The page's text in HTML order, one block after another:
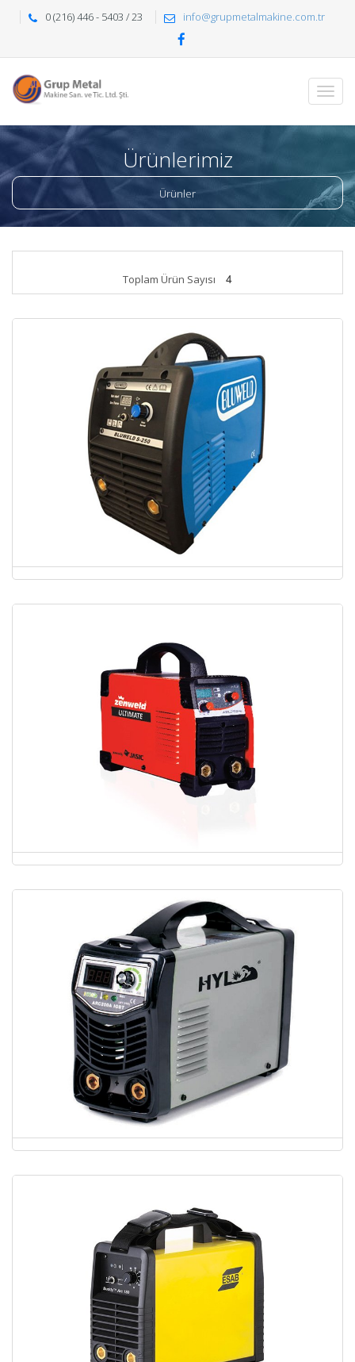
0 (216) 446 - 5403 / 23 info@grupmetalmakine.com.tr
Ürünlerimiz
Ürünler
Toplam Ürün Sayısı 4
BLUEWELD S 250
ULTIMATE 225-MMA
ARC-200 BASIC INVERTER DC ARC